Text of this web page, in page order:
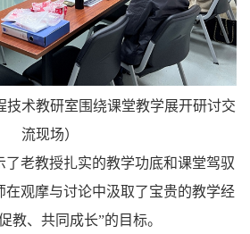
技术教研室围绕课堂教学展开研讨交
流现场）
了老教授扎实的教学功底和课堂驾驭
在观摩与讨论中汲取了宝贵的教学经
教、共同成长”的目标。